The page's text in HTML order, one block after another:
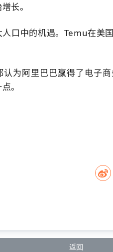
长。
口中的机遇。 Temu在美
为阿里巴巴赢得了电子商
。
返回